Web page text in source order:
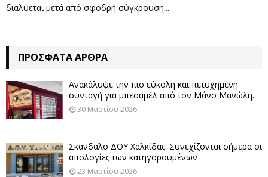
διαλύεται μετά από σφοδρή σύγκρουση....
ΠΡΌΣΦΑΤΑ ΆΡΘΡΑ
Ανακάλυψε την πιο εύκολη και πετυχημένη
συνταγή για μπεσαμέλ από τον Μάνο Μανώλη.
30 Μαρτίου 2026
Σκάνδαλο ΔΟΥ Χαλκίδας: Συνεχίζονται σήμερα οι
απολογίες των κατηγορουμένων
23 Μαρτίου 2026